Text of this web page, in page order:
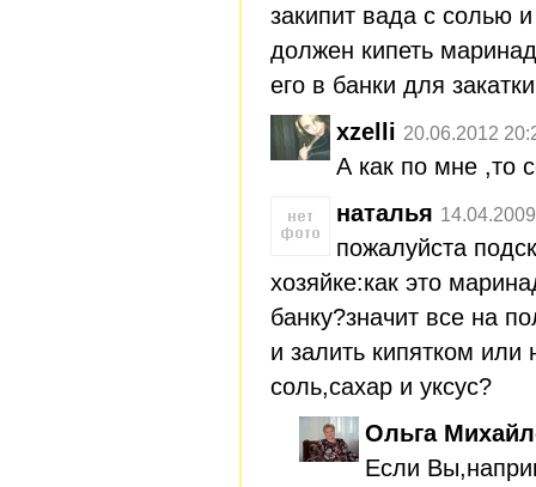
закипит вада с солью
должен кипеть
его в банки для
xzelli 20.06.2012
А как по мне ,то
наталья
пожалуйста
хозяйке:как это
банку?значит все на
и залить кипятком или
соль,сахар и уксус?
Ольга
Если